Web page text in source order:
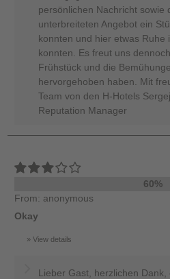
persönlichen Nachricht sowie
unterbreiteten Angebot ein
konnten und hier etwas Ruhe
konnten. Es freut uns
Frühstück und die
hervorgehoben haben. Mit
Team von den H-Hotels
Reputation Manager
60%
From: anonymous
Okay
View details
Lieber Gast, herzlichen